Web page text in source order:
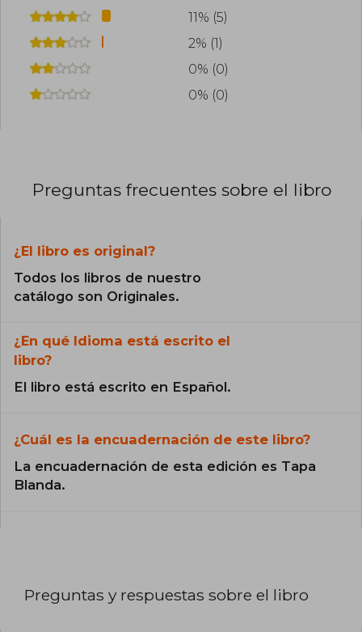
11% (5)
2% (1)
0% (0)
0% (0)
Preguntas frecuentes sobre el libro
¿El libro es original?
Todos los libros de nuestro
catálogo son Originales.
¿En qué Idioma está escrito el
libro?
El libro está escrito en Español.
¿Cuál es la encuadernación de este libro?
La encuadernación de esta edición es Tapa
Blanda.
Preguntas y respuestas sobre el libro